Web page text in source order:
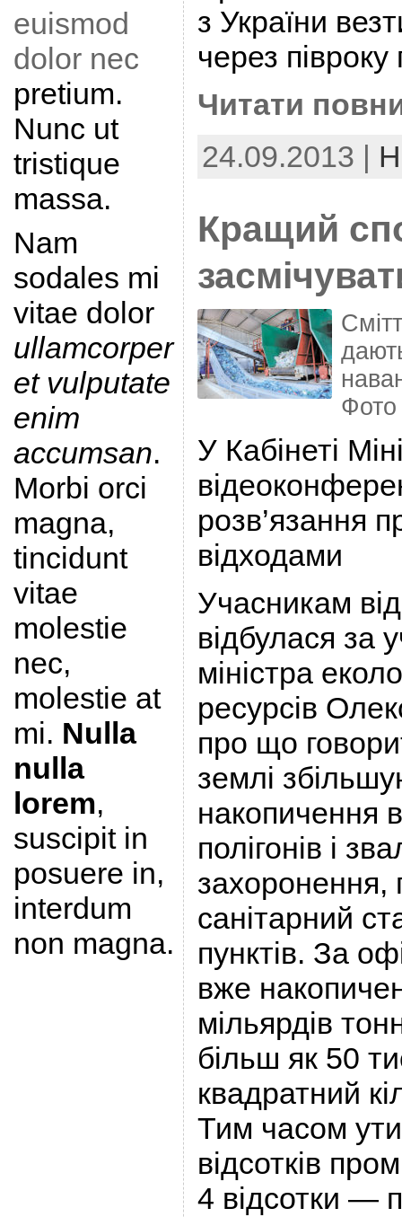
euismod
dolor nec
pretium.
Nunc ut
tristique
massa.
Nam
sodales mi
vitae dolor
ullamcorper
et vulputate
enim
accumsan.
Morbi orci
magna,
tincidunt
vitae
molestie
nec,
molestie at
mi. Nulla
nulla
lorem,
suscipit in
posuere in,
interdum
non magna.
з України
через
Читати
24.09.2013 |
Кращий
У Кабінеті
розв’язання
відходами
Учасникам
відбулася за
міністра
ресурсів
про що
землі
накопичення
полігонів і
захоронення,
санітарний
пунктів. За
вже
мільярдів
більш як 50
квадратний
Тим часом
відсотків
4 відсотки —